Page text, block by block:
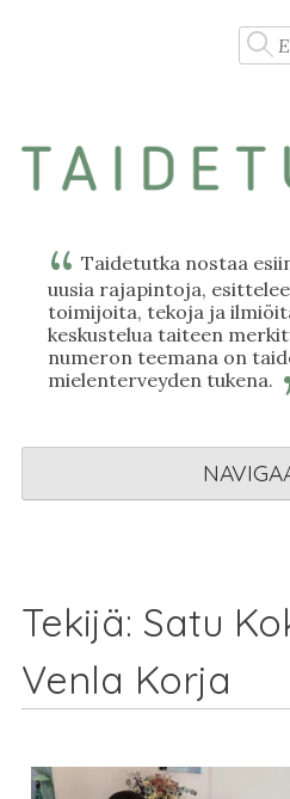
Taidetutka nostaa
uusia rajapintoja,
toimijoita, tekoja ja
keskustelua taiteen
numeron teemana on
mielenterveyden tukena.
Tekijä: Satu
Venla Korja